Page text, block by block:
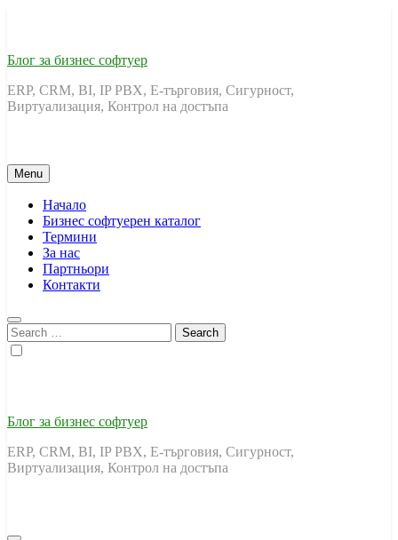
Блог за бизнес софтуер
ERP, CRM, BI, IP PBX, Е-търговия, Сигурност,
Виртуализация, Контрол на достъпа
Menu
Начало
Бизнес софтуерен каталог
Термини
За нас
Партньори
Контакти
Search
for:
Блог за бизнес софтуер
ERP, CRM, BI, IP PBX, Е-търговия, Сигурност,
Виртуализация, Контрол на достъпа